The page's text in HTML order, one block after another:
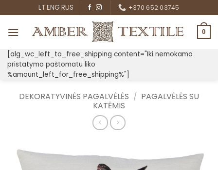
to
content
LT ENG RUS +370 652 03745
0
[alg_wc_left_to_free_shipping content="Iki nemokamo
pristatymo paštomatu liko
%amount_left_for_free_shipping%"]
DEKORATYVINĖS PAGALVĖLĖS / PAGALVĖLĖS SU
KATĖMIS